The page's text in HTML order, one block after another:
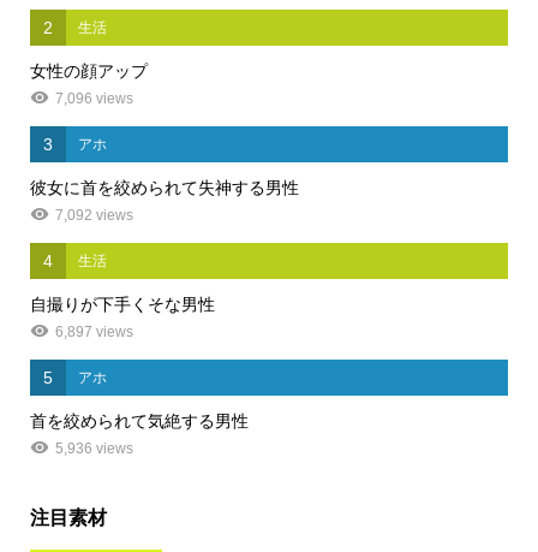
2 生活
女性の顔アップ
7,096 views
3 アホ
彼女に首を絞められて失神する男性
7,092 views
4 生活
自撮りが下手くそな男性
6,897 views
5 アホ
首を絞められて気絶する男性
5,936 views
注目素材